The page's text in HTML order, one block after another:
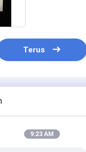
Terus
9:23 AM